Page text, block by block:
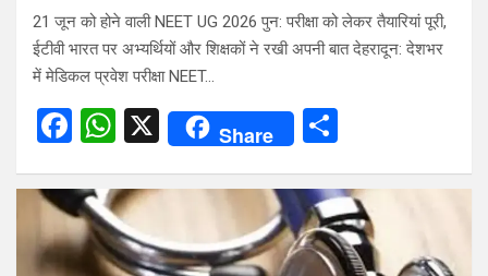
21 जून को होने वाली NEET UG 2026 पुन: परीक्षा को लेकर तैयारियां पूरी,
ईटीवी भारत पर अभ्यर्थियों और शिक्षकों ने रखी अपनी बात देहरादून: देशभर
में मेडिकल प्रवेश परीक्षा NEET…
F
ce
b
o
W
at
s
A
X Share
ar
e